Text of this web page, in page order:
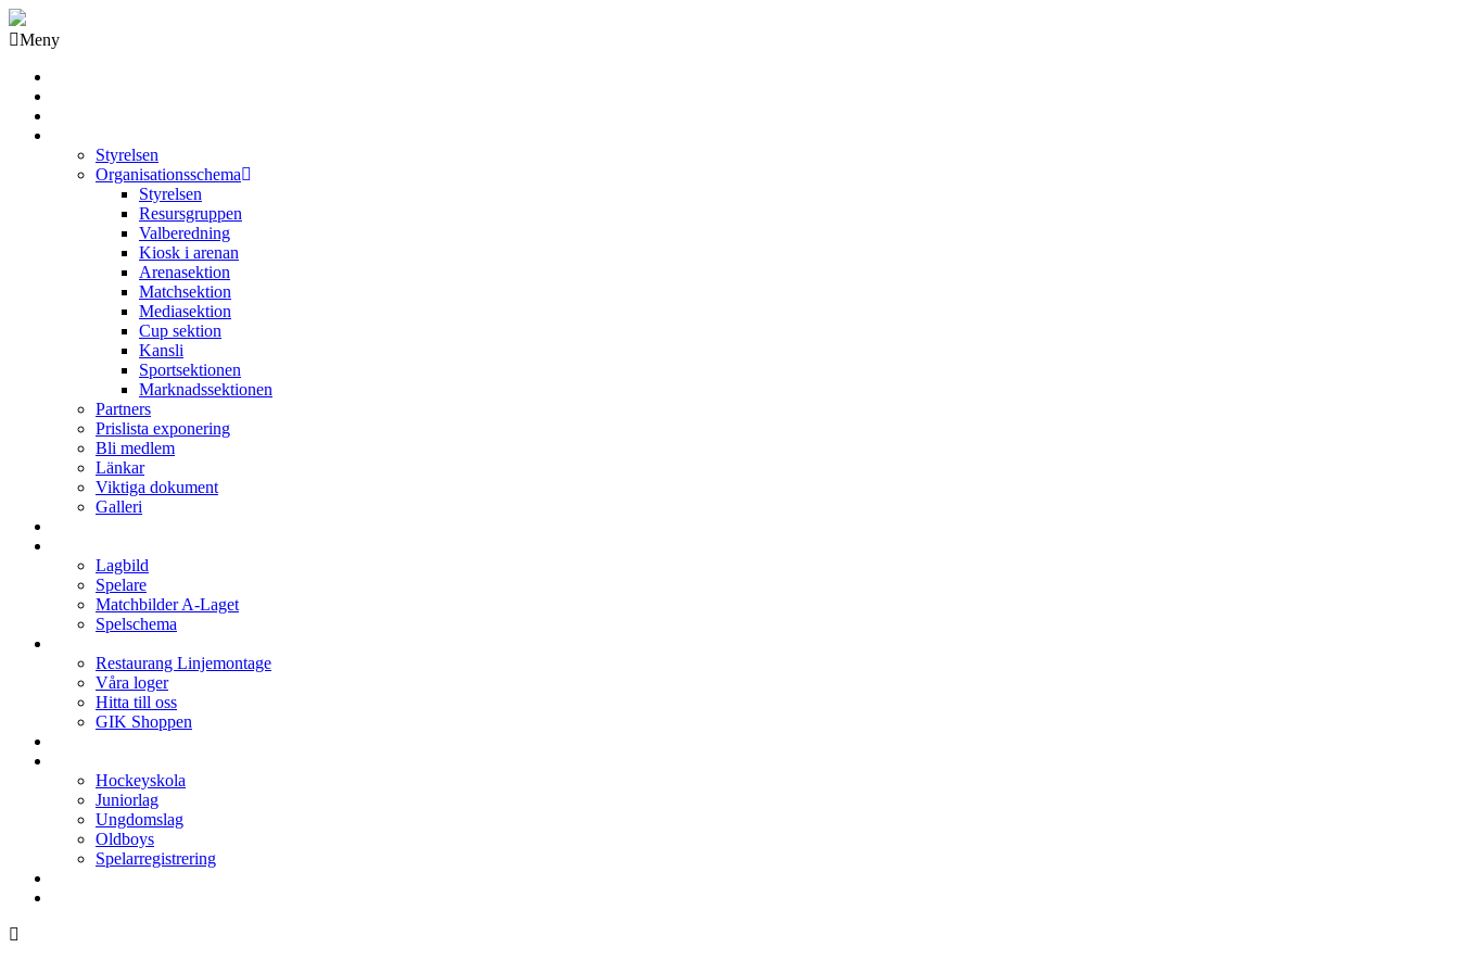
Meny
Styrelsen
Organisationsschema
Styrelsen
Resursgruppen
Valberedning
Kiosk i arenan
Arenasektion
Matchsektion
Mediasektion
Cup sektion
Kansli
Sportsektionen
Marknadssektionen
Partners
Prislista exponering
Bli medlem
Länkar
Viktiga dokument
Galleri
Lagbild
Spelare
Matchbilder A-Laget
Spelschema
Restaurang Linjemontage
Våra loger
Hitta till oss
GIK Shoppen
Hockeyskola
Juniorlag
Ungdomslag
Oldboys
Spelarregistrering